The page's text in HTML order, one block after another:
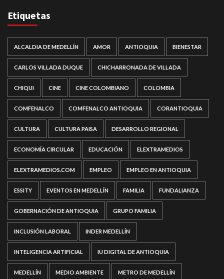
Etiquetas
ALCALDIA DE MEDELLÍN AMOR ANTIOQUIA BIENESTAR
CARLOS VILLADA DUQUE CHICHARRONADA DE VILLADA
CHIQUI CINE CINE COLOMBIANO COLOMBIA
COMFENALCO COMFENALCO ANTIOQUIA CORANTIOQUIA
CULTURA CULTURA PAISA DESARROLLO REGIONAL
ECONOMÍA CIRCULAR EDUCACIÓN ELEXTRAMEDIOS
ELEXTRAMEDIOS.COM EMPLEO EMPLEO EN ANTIOQUIA
ESSITY EVENTOS EN MEDELLÍN FAMILIA FUNDALIANZA
GOBERNACIÓN DE ANTIOQUIA GRUPO FAMILIA
INCLUSIÓN LABORAL INDER MEDELLÍN
INTELIGENCIA ARTIFICIAL IU DIGITAL DE ANTIOQUIA
MEDELLÍN MEDIO AMBIENTE METRO DE MEDELLÍN